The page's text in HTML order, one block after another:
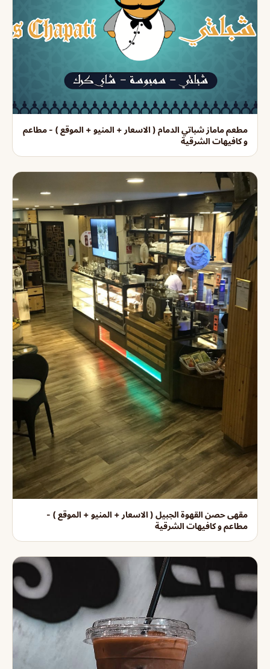
مطعم ماماز شباتي الدمام ( الاسعار + المنيو + الموقع ) - مطاعم
و كافيهات الشرقية
مقهى حصن القهوة الجبيل ( الاسعار + المنيو + الموقع ) -
مطاعم و كافيهات الشرقية